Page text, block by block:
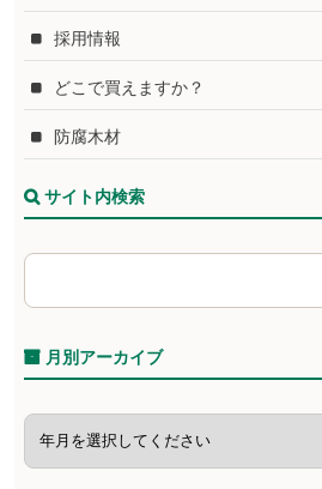
採用情報
どこで買えますか？
防腐木材
サイト内検索
月別アーカイブ